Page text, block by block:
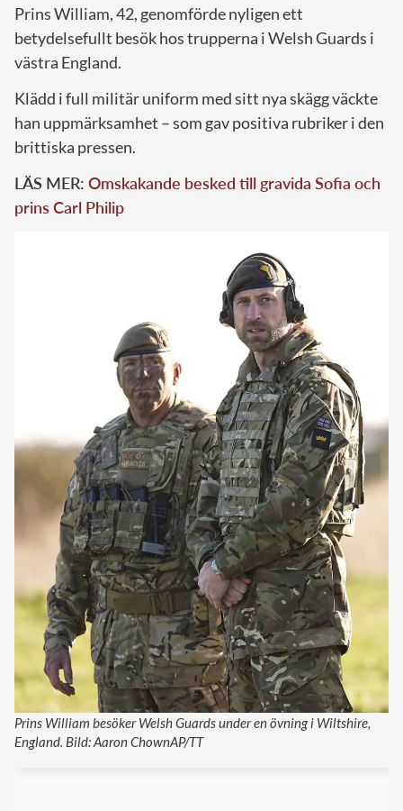
Prins William, 42, genomförde nyligen ett
betydelsefullt besök hos trupperna i Welsh Guards i
västra England.
Klädd i full militär uniform med sitt nya skägg väckte
han uppmärksamhet – som gav positiva rubriker i den
brittiska pressen.
LÄS MER: Omskakande besked till gravida Sofia och
prins Carl Philip
Prins William besöker Welsh Guards under en övning i Wiltshire,
England. Bild: Aaron ChownAP/TT